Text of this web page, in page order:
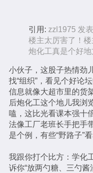
引用: zzl1975 发
楼主太厉害了！
炮化工真是个好地
小伙子，这股子热情劲
找“组织”，看见个好论
信息就像大超市里的货
后炮化工这个地儿我浏
嗑，这比光看课本强
法像工厂老班长手把手
是个例，有些“野路子”
我跟你打个比方：学化
诉你“放两勺糖、三勺